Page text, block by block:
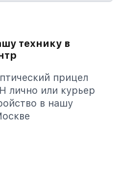
технику в
прицел
лично или курьер
в нашу